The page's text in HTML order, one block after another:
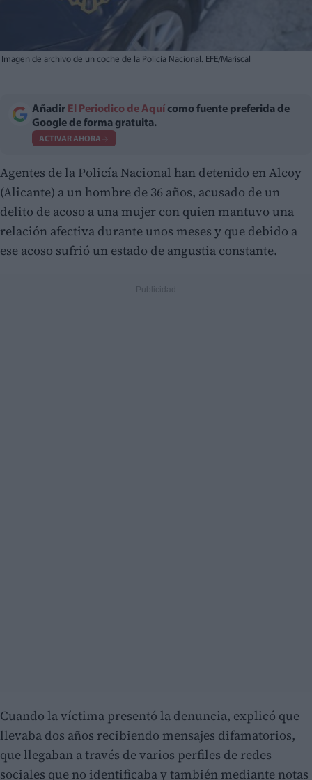
Imagen de archivo de un coche de la Policía Nacional. EFE/Mariscal
Añadir El Periodico de Aquí como fuente preferida de
Google de forma gratuita.
ACTIVAR AHORA
Agentes de la Policía Nacional han detenido en Alcoy
(Alicante) a un hombre de 36 años, acusado de un
delito de acoso a una mujer con quien mantuvo una
relación afectiva durante unos meses y que debido a
ese acoso sufrió un estado de angustia constante.
Cuando la víctima presentó la denuncia, explicó que
llevaba dos años recibiendo mensajes difamatorios,
que llegaban a través de varios perfiles de redes
sociales que no identificaba y también mediante notas